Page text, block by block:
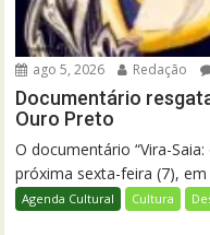
ago 5, 2026 Redação
Documentário
Ouro Preto
O documentário “Vira-
próxima sexta-feira (7), em
Agenda Cultural Cultura